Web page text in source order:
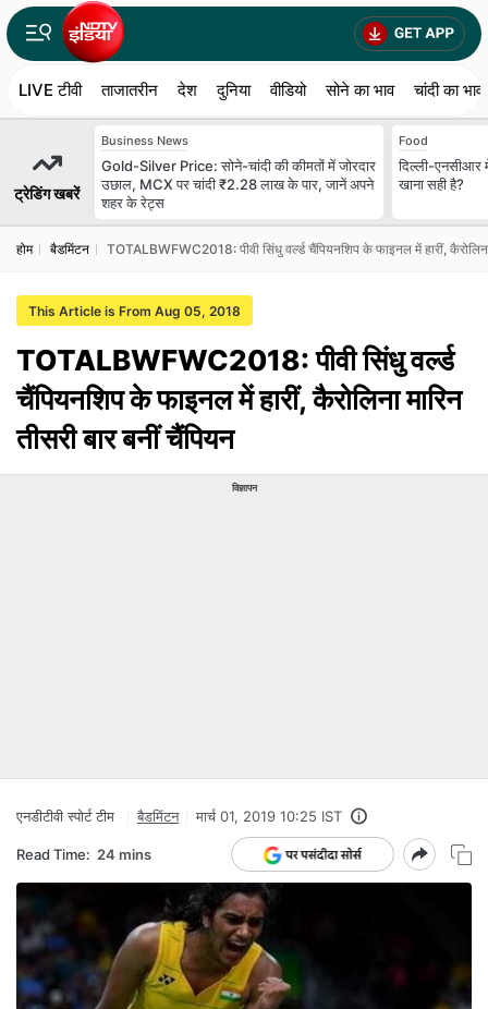
LIVE टीवी ताजातरीन देश दुनिया वीडियो सोने का भाव चांदी का भाव
ट्रेडिंग खबरें
Business News
Gold-Silver Price: सोने-चांदी की कीमतों में जोरदार
उछाल, MCX पर चांदी ₹2.28 लाख के पार, जानें अपने
शहर के रेट्स
Food
दिल्ली-एनसीआर
खाना सही है?
होम बैडमिंटन TOTALBWFWC2018: पीवी सिंधु वर्ल्ड चैंपियनशिप के फाइनल में हारीं, कैरोलिना
This Article is From Aug 05, 2018
TOTALBWFWC2018: पीवी सिंधु वर्ल्ड
चैंपियनशिप के फाइनल में हारीं, कैरोलिना मारिन
तीसरी बार बनीं चैंपियन
विज्ञापन
एनडीटीवी स्‍पोर्ट टीम बैडमिंटन मार्च 01, 2019 10:25 IST
Read Time: 24 mins